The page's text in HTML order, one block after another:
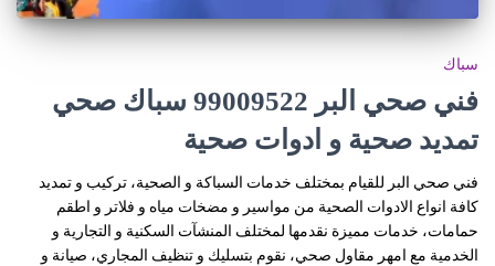
سباك
فني صحي البر 99009522 سباك صحي
تمديد صحية و ادوات صحية
فني صحي البر للقيام بمختلف خدمات السباكة و الصحية، تركيب و تمديد
كافة انواع الادوات الصحية من مواسير و مضخات مياه و فلاتر و اطقم
حمامات، خدمات مميزة نقدمها لمختلف المنشآت السكنية و التجارية و
الخدمية مع امهر مقاول صحي، نقوم بتسليك و تنظيف المجاري، صيانة و